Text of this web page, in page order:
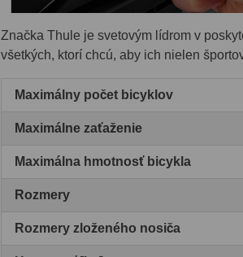
Značka Thule je svetovým lídrom v
všetkých, ktorí chcú, aby ich nielen
Maximálny počet bicyklov
Maximálne zaťaženie
Maximálna hmotnosť bicykla
Rozmery
Rozmery zloženého nosiča